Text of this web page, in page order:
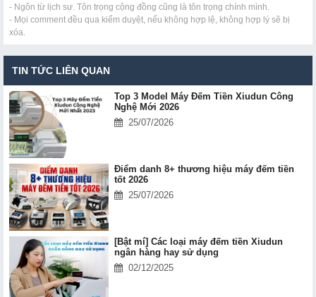
- Ngôn từ lịch sự. Tôn trọng cộng đồng cũng là tôn trọng chính mình.
- Mọi comment đều qua kiểm duyệt, nếu không hợp lệ, không hợp lý sẽ bị
xóa.
TIN TỨC LIÊN QUAN
Top 3 Model Máy Đếm Tiền Xiudun Công
Nghệ Mới 2026
25/07/2026
Điểm danh 8+ thương hiệu máy đếm tiền
tốt 2026
25/07/2026
[Bật mí] Các loại máy đếm tiền Xiudun
ngân hàng hay sử dụng
02/12/2025